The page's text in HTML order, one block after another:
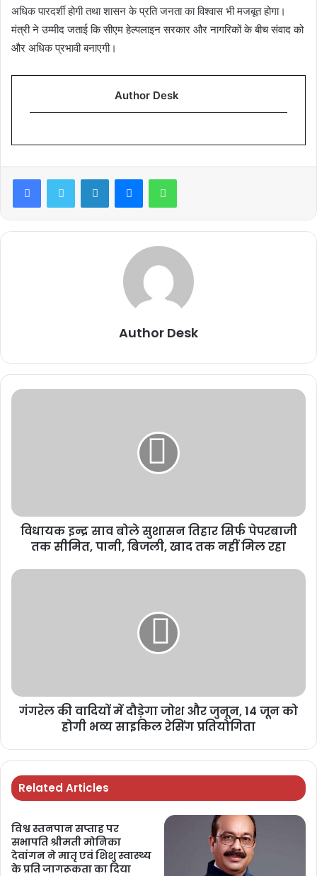
अधिक पारदर्शी होगी तथा शासन के प्रति जनता का विश्वास भी मजबूत होगा।
मंत्री ने उम्मीद जताई कि सीएम हेल्पलाइन सरकार और नागरिकों के बीच संवाद को
और अधिक प्रभावी बनाएगी।
Author Desk
Author Desk
विधायक इन्द्र साव बोले सुशासन तिहार सिर्फ पेपरबाजी
तक सीमित, पानी, बिजली, खाद तक नहीं मिल रहा
गंगरेल की वादियों में दौड़ेगा जोश और जुनून, 14 जून को
होगी भव्य साइकिल रेसिंग प्रतियोगिता
Related Articles
विश्व स्तनपान सप्ताह पर
सभापति श्रीमती मोनिका
देवांगन ने मातृ एवं शिशु स्वास्थ्य
के प्रति जागरूकता का दिया